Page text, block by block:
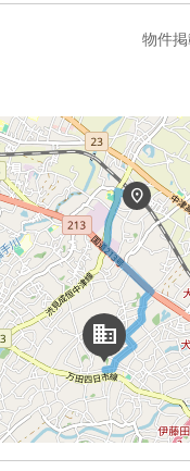
物件
location_on
domain